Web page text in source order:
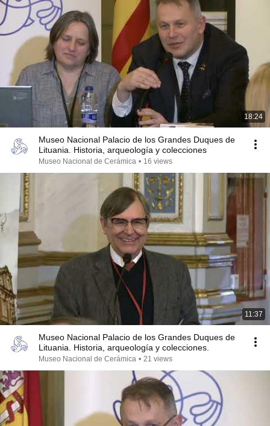
18:24
Museo Nacional Palacio de los Grandes Duques de
Lituania. Historia, arqueología y colecciones
Museo Nacional de Cerámica • 16 views
11:37
Museo Nacional Palacio de los Grandes Duques de
Lituania. Historia, arqueología y colecciones.
Museo Nacional de Cerámica • 21 views